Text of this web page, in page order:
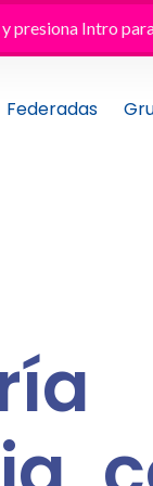
Federadas